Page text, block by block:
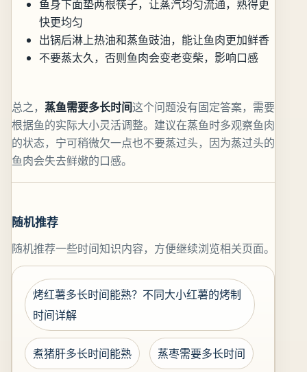
鱼身下面垫两根筷子，让蒸汽均匀流通，熟得更
快更均匀
出锅后淋上热油和蒸鱼豉油，能让鱼肉更加鲜香
不要蒸太久，否则鱼肉会变老变柴，影响口感
总之， 蒸鱼需要多长时间这个问题没有固定答案，需要
根据鱼的实际大小灵活调整。建议在蒸鱼时多观察鱼肉
的状态，宁可稍微欠一点也不要蒸过头，因为蒸过头的
鱼肉会失去鲜嫩的口感。
随机推荐
随机推荐一些时间知识内容，方便继续浏览相关页面。
烤红薯多长时间能熟？不同大小红薯的烤制
时间详解
煮猪肝多长时间能熟 蒸枣需要多长时间